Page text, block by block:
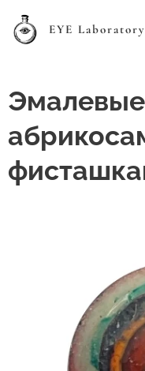
EYE Laboratory
Эмалевые